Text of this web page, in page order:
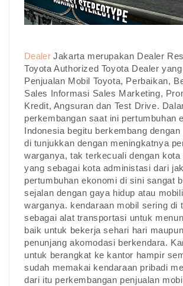
DealerJakarta merupakan Dealer
Toyota Authorized Toyota Dealer
Penjualan Mobil Toyota, Perbaikan,
Sales Informasi Sales Marketing,
Kredit, Angsuran dan Test Drive.
perkembangan saat ini pertumbuhan
Indonesia begitu berkembang
di tunjukkan dengan meningkatnya
warganya, tak terkecuali dengan
yang sebagai kota administasi dari
pertumbuhan ekonomi di sini sangat
sejalan dengan gaya hidup atau
warganya. kendaraan mobil sering di
sebagai alat transportasi untuk
baik untuk bekerja sehari hari
penunjang akomodasi berkendara.
untuk berangkat ke kantor hampir
sudah memakai kendaraan pribadi
dari itu perkembangan penjualan